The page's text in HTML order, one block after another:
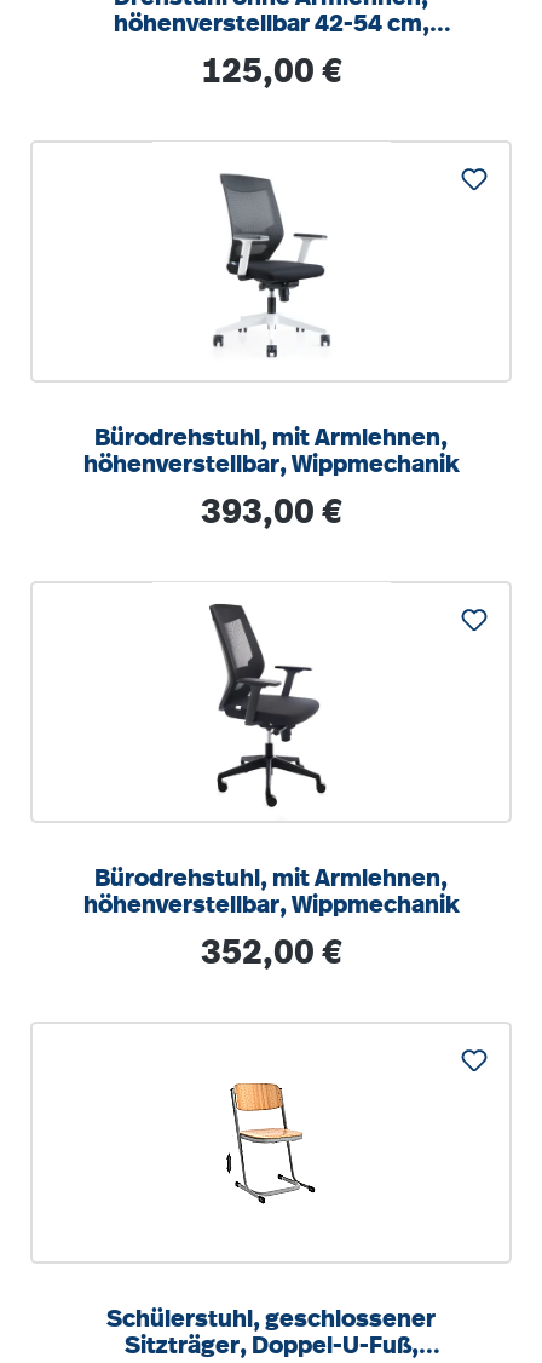
höhenverstellbar 42-54 cm,
Regulärer Preis:
125,00 €
Bürodrehstuhl, mit Armlehnen,
höhenverstellbar, Wippmechanik
Regulärer Preis:
393,00 €
Bürodrehstuhl, mit Armlehnen,
höhenverstellbar, Wippmechanik
Regulärer Preis:
352,00 €
Schülerstuhl, geschlossener
Sitzträger, Doppel-U-Fuß,